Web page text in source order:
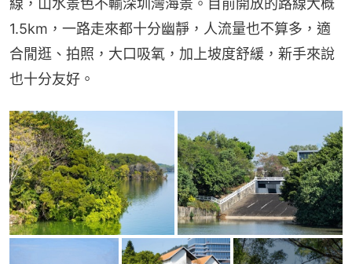
線，山水景色不輸深圳灣海景。目前開放的路線大概
1.5km，一路走來都十分幽靜，人流量也不算多，適
合閒逛、拍照，大口吸氧，加上坡度舒緩，新手來說
也十分友好。